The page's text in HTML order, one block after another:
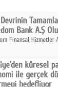
Bank A.Ş
Finansal Hizmetler
Bank'ın ticaret
verildi.
küresel
ile gerçek
hedefliyor